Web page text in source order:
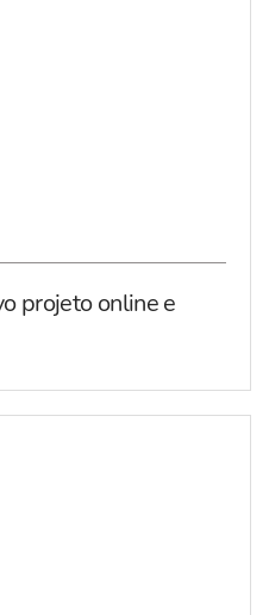
projeto online e